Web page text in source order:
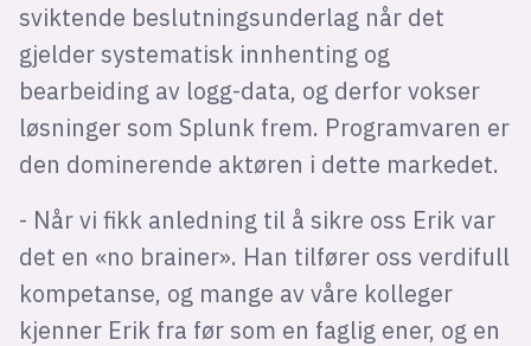
sviktende beslutningsunderlag når det
gjelder systematisk innhenting og
bearbeiding av logg-data, og derfor vokser
løsninger som Splunk frem. Programvaren er
den dominerende aktøren i dette markedet.
- Når vi fikk anledning til å sikre oss Erik var
det en «no brainer». Han tilfører oss verdifull
kompetanse, og mange av våre kolleger
kjenner Erik fra før som en faglig ener, og en